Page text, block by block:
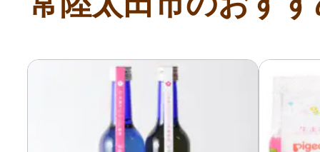
個人事業主・フリーラン
個人事業・フリーランス